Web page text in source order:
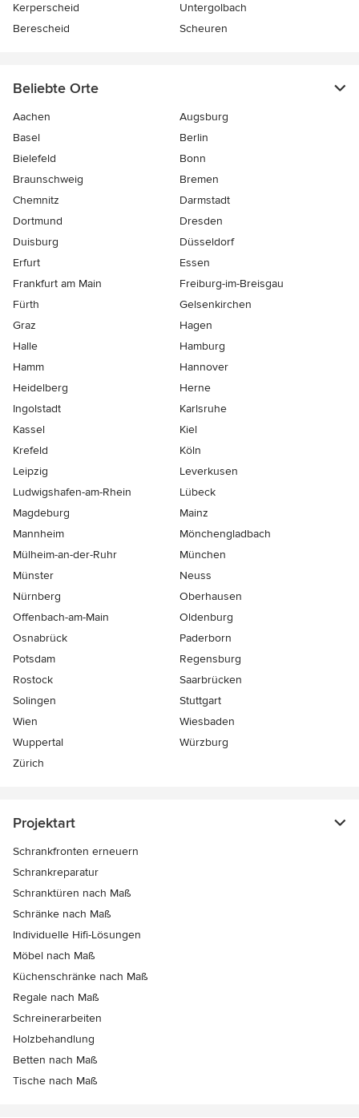
Kerperscheid
Untergolbach
Berescheid
Scheuren
Beliebte Orte
Aachen
Augsburg
Basel
Berlin
Bielefeld
Bonn
Braunschweig
Bremen
Chemnitz
Darmstadt
Dortmund
Dresden
Duisburg
Düsseldorf
Erfurt
Essen
Frankfurt am Main
Freiburg-im-Breisgau
Fürth
Gelsenkirchen
Graz
Hagen
Halle
Hamburg
Hamm
Hannover
Heidelberg
Herne
Ingolstadt
Karlsruhe
Kassel
Kiel
Krefeld
Köln
Leipzig
Leverkusen
Ludwigshafen-am-Rhein
Lübeck
Magdeburg
Mainz
Mannheim
Mönchen­gladbach
Mülheim-an-der-Ruhr
München
Münster
Neuss
Nürnberg
Oberhausen
Offenbach-am-Main
Oldenburg
Osnabrück
Paderborn
Potsdam
Regensburg
Rostock
Saarbrücken
Solingen
Stuttgart
Wien
Wiesbaden
Wuppertal
Würzburg
Zürich
Projektart
Schrankfronten erneuern
Schrankreparatur
Schranktüren nach Maß
Schränke nach Maß
Individuelle Hifi-Lösungen
Möbel nach Maß
Küchenschränke nach Maß
Regale nach Maß
Schreinerarbeiten
Holzbehandlung
Betten nach Maß
Tische nach Maß